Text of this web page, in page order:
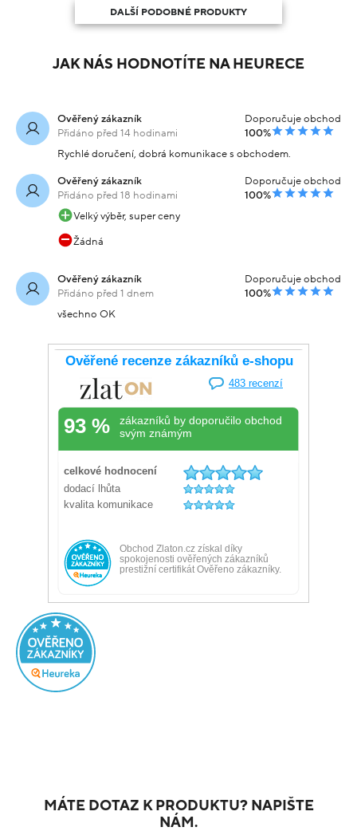
DALŠÍ PODOBNÉ PRODUKTY
JAK NÁS HODNOTÍTE NA HEURECE
Ověřený zákazník
Přidáno před 14 hodinami
Doporučuje obchod
100%
Rychlé doručení, dobrá komunikace s obchodem.
Ověřený zákazník
Přidáno před 18 hodinami
Doporučuje obchod
100%
Velký výběr, super ceny
Žádná
Ověřený zákazník
Přidáno před 1 dnem
Doporučuje obchod
100%
všechno OK
MÁTE DOTAZ K PRODUKTU? NAPIŠTE
NÁM.